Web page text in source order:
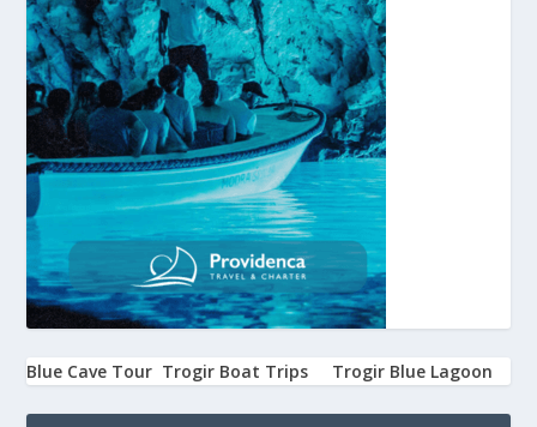
Blue Cave Tour Trogir Boat Trips Trogir Blue Lagoon